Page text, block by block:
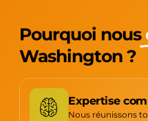
Pourquoi nous
Washington ?
Expertise
Nous réunissons